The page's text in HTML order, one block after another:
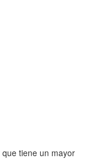
tiene un mayor